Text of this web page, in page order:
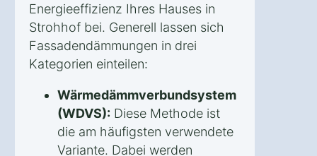
Energieeffizienz Ihres Hauses in
Strohhof bei. Generell lassen sich
Fassadendämmungen in drei
Kategorien einteilen:
Wärmedämmverbundsystem
(WDVS): Diese Methode ist
die am häufigsten verwendete
Variante. Dabei werden